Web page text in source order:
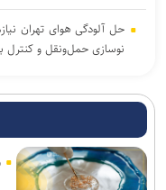
حل آلودگی هوای تهران
نوسازی حمل‌ونقل و کنترل
سقوط آسانسور در میدان آرژانتین تهران
تونل توحید از بامداد